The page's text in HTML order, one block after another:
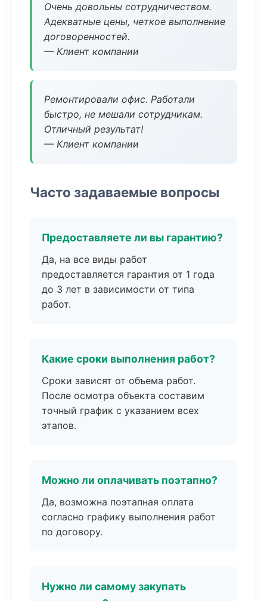
Очень довольны сотрудничеством.
Адекватные цены, четкое выполнение
договоренностей.
— Клиент компании
Ремонтировали офис. Работали
быстро, не мешали сотрудникам.
Отличный результат!
— Клиент компании
Часто задаваемые вопросы
Предоставляете ли вы гарантию?
Да, на все виды работ
предоставляется гарантия от 1 года
до 3 лет в зависимости от типа
работ.
Какие сроки выполнения работ?
Сроки зависят от объема работ.
После осмотра объекта составим
точный график с указанием всех
этапов.
Можно ли оплачивать поэтапно?
Да, возможна поэтапная оплата
согласно графику выполнения работ
по договору.
Нужно ли самому закупать